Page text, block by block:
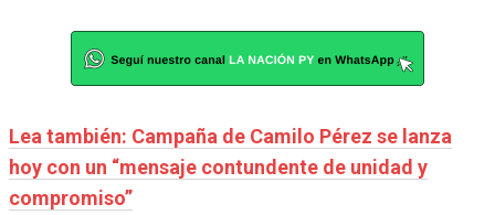
Lea también: Campaña de Camilo Pérez se lanza
hoy con un “mensaje contundente de unidad y
compromiso”